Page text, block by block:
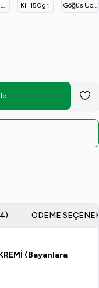
Kil 150gr.
Göğüs Ucu
(4) ÖDEME
(Bayanlara